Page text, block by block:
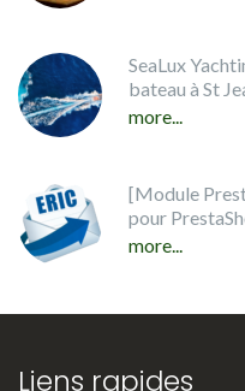
SeaLux
bateau à St
more...
[Module
pour
more...
Liens rapides